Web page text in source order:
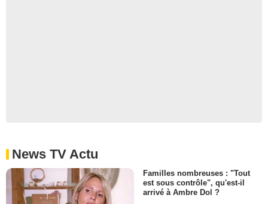
News TV Actu
Familles nombreuses : "Tout
est sous contrôle", qu'est-il
arrivé à Ambre Dol ?